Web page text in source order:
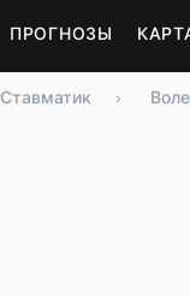
ПРОГНОЗЫ
Ставматик ›